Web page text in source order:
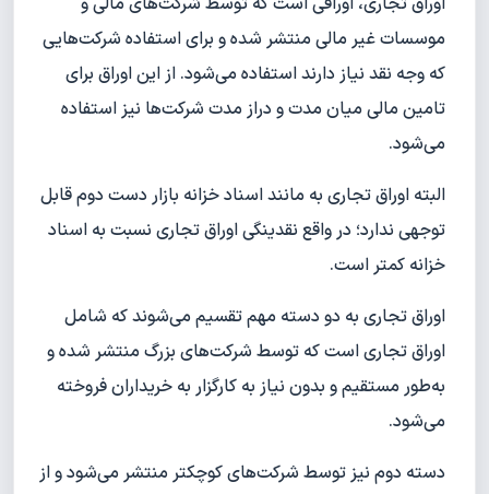
موسسات غیر مالی منتشر شده و برای استفاده شرکت‌هایی
که وجه نقد نیاز دارند استفاده می‌شود. از این اوراق برای
تامین مالی میان مدت و دراز مدت شرکت‌ها نیز استفاده
می‌شود.
البته اوراق تجاری به مانند اسناد خزانه بازار دست دوم قابل
توجهی ندارد؛ در واقع نقدینگی اوراق تجاری نسبت به اسناد
خزانه کمتر است.
اوراق تجاری به دو دسته مهم تقسیم می‌شوند که شامل
اوراق تجاری است که توسط شرکت‌های بزرگ منتشر شده و
به‌طور مستقیم و بدون نیاز به کارگزار به خریداران فروخته
می‌شود.
دسته دوم نیز توسط شرکت‌های کوچکتر منتشر می‌شود و از